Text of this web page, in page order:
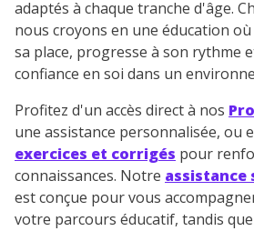
adaptés à chaque tranche d'âge.
nous croyons en une éducation
sa place, progresse à son rythme
confiance en soi dans un
Profitez d'un accès direct à nos
une assistance personnalisée, ou
exercices et corrigés pour
connaissances. Notre assistance
est conçue pour vous
votre parcours éducatif, tandis